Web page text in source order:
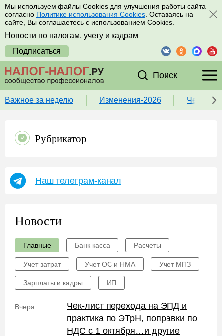
Мы используем файлы Cookies для улучшения работы сайта
согласно Политике использования Cookies . Оставаясь на
сайте, Вы соглашаетесь с использованием Cookies.
Новости по налогам, учету и кадрам
Подписаться
Поиск
Важное за неделю Изменения-2026 Чек-
Рубрикатор
Наш телеграм-канал
Новости
Главные Банк касса Расчеты
Учет затрат Учет ОС и НМА Учет МПЗ
Зарплаты и кадры ИП
Вчера
Чек-лист перехода на ЭПД и
практика по ЭТрН, поправки по
НДС с 1 октября…и другие